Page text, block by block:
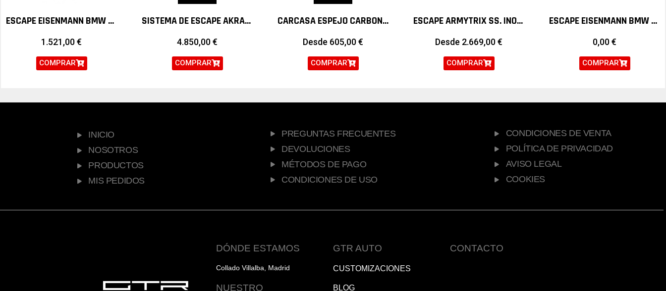
ESCAPE EISENMANN BMW SERIE 1M E82
1.521,00€
COMPRAR
SISTEMA DE ESCAPE AKRAPOVIC EVOLUTION LINE TITANIO BMW Z4 G29 M40I
4.850,00€
COMPRAR
CARCASA ESPEJO CARBONO AKRAPOVIC BMW M2 F87
Desde 605,00€
COMPRAR
ESCAPE ARMYTRIX SS. INOX. VALVETRONIC VOLKSWAGEN SCIROCCO R
Desde 2.669,00€
COMPRAR
ESCAPE EISENMANN BMW SERIE 3 F30 F31 320I N20
0,00€
COMPRAR
INICIO
NOSOTROS
PRODUCTOS
MIS PEDIDOS
PREGUNTAS FRECUENTES
DEVOLUCIONES
MÉTODOS DE PAGO
CONDICIONES DE USO
CONDICIONES DE VENTA
POLÍTICA DE PRIVACIDAD
AVISO LEGAL
COOKIES
DÓNDE ESTAMOS
Collado Villalba, Madrid
NUESTRO
GTR AUTO
CUSTOMIZACIONES
BLOG
CONTACTO